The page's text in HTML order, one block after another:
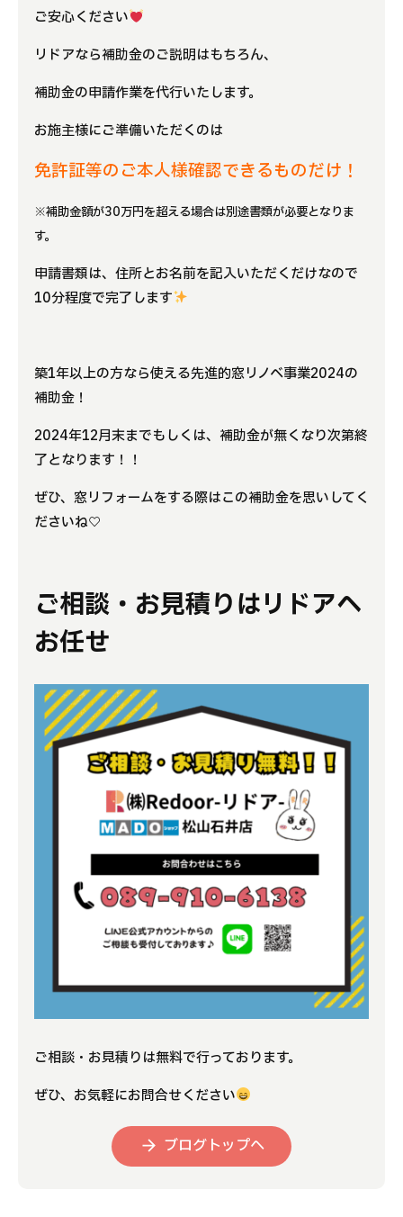
ご安心ください
リドアなら補助金のご説明はもちろん、
補助金の申請作業を代行いたします。
お施主様にご準備いただくのは
免許証等のご本人様確認できるものだけ！
※補助金額が30万円を超える場合は別途書類が必要となりま
す。
申請書類は、住所とお名前を記入いただくだけなので
10分程度で完了します
築1年以上の方なら使える先進的窓リノベ事業2024の
補助金！
2024年12月末までもしくは、補助金が無くなり次第終
了となります！！
ぜひ、窓リフォームをする際はこの補助金を思いしてく
ださいね♡
ご相談・お見積りはリドアへ
お任せ
ご相談・お見積りは無料で行っております。
ぜひ、お気軽にお問合せください
ブログトップへ